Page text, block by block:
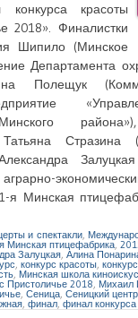
конкурса красоты
2018». Финалистки
Шипило (Минское
Департамента
Полещук
Минского
я Минская
и спектакли,
Минская птицефабрика,
Залуцкая, Алина
, конкурс красоты,
, Минская школа
Пристоличье 2018, Михаил
, Сеница, Сеницкий
, финал, финал